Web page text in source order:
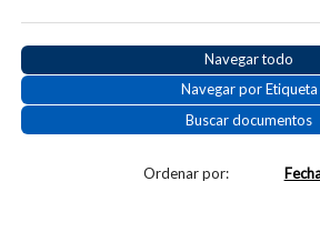
Navegar todo
Navegar por Etiqueta
Buscar documentos
Ordenar por: